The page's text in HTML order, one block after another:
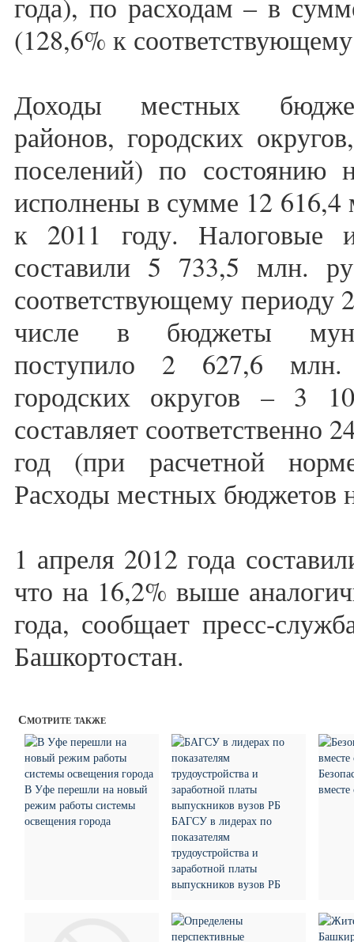
(128,6% к
Доходы местных
районов, городских
поселений) по состоянию
исполнены в сумме 12 616,4
к 2011 году. Налоговые
составили 5 733,5 млн.
соответствующему периоду
числе в бюджеты
поступило 2 627,6
городских округов – 3
составляет соответственно
год (при расчетной
Расходы местных бюджетов
1 апреля 2012 года
что на 16,2% выше
года, сообщает пресс-
Башкортостан.
Смотрите также
В Уфе перешли на новый
режим работы системы
освещения города
БАГСУ в лидерах по
показателям
трудоустройства и
заработной платы
выпускников вузов РБ